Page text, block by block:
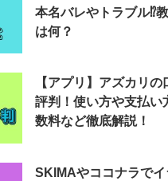
本名バレやトラブル⁉
は何？
【アプリ】アズカリの
評判！使い方や支払い
数料など徹底解説！
SKIMAやココナラで